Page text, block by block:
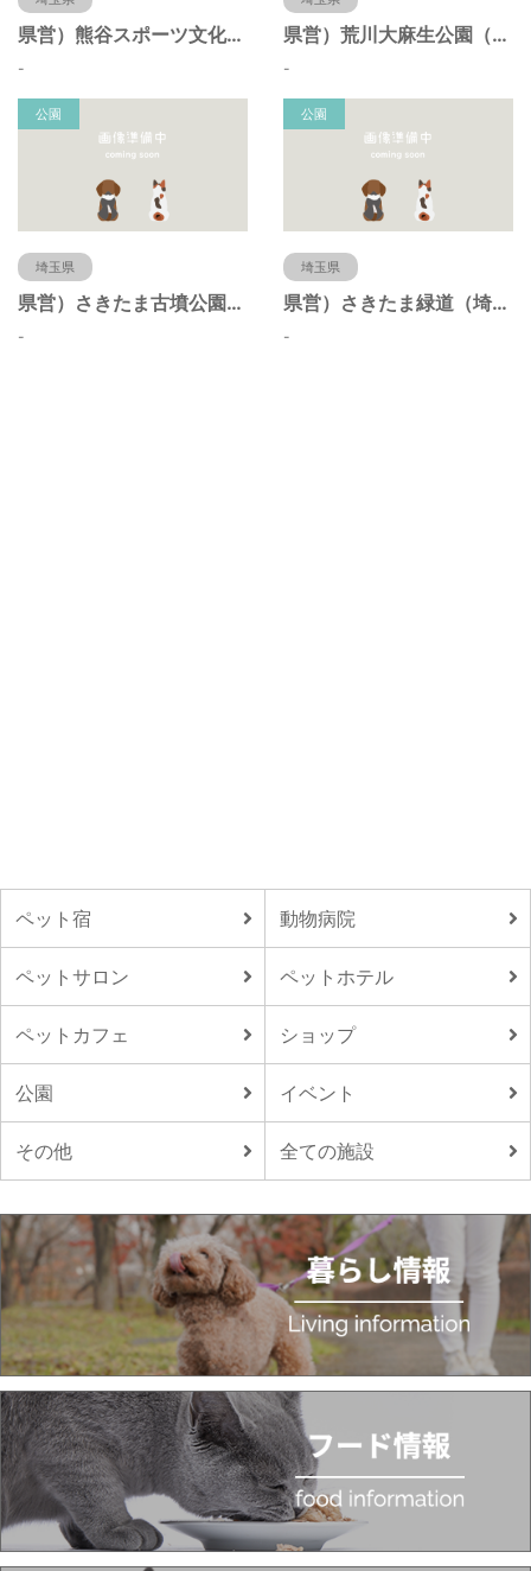
県営）熊谷スポーツ文化公園（埼玉県熊谷市）
-
県営）荒川大麻生公園（埼玉県熊谷市）
-
公園
埼玉県
県営）さきたま古墳公園（埼玉県行田市）
-
公園
埼玉県
県営）さきたま緑道（埼玉県行田市）
-
ペット宿 動物病院
ペットサロン ペットホテル
ペットカフェ ショップ
公園 イベント
その他 全ての施設